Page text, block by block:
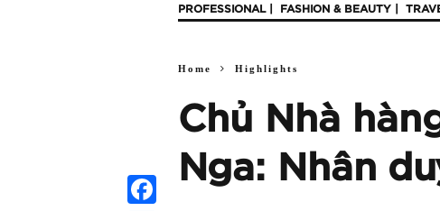
PROFESSIONAL FASHION & BEAUTY
Home Highlights
Chủ Nhà
Nga: Nhân